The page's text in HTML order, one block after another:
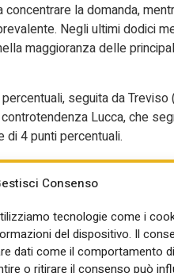
Consenso
tecnologie come i
del dispositivo. Il
dati come il comportamento
o ritirare il consenso può
la domanda,
Negli ultimi dodici
maggioranza delle
seguita da Treviso
Lucca, che
di 4 punti percentuali.